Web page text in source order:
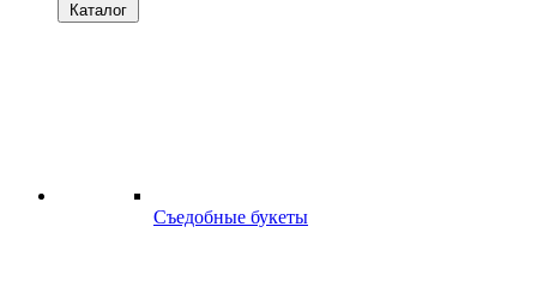
Каталог
Съедобные букеты